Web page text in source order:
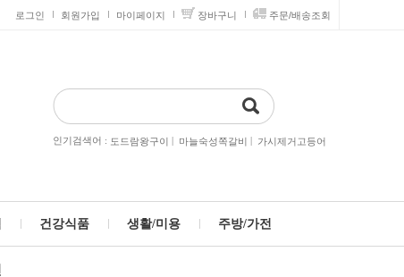
로그인 회원가입 마이페이지 장바구니 주문/배송조회
인기검색어 : 도드람왕구이 | 마늘숙성쪽갈비 | 가시제거고등어
건강식품 생활/미용 주방/가전